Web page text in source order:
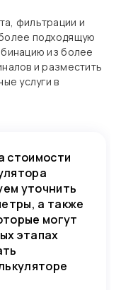
фильтрации и
подходящую
из более
и разместить
услуги в
стоимости
уточнить
а также
могут
этапах